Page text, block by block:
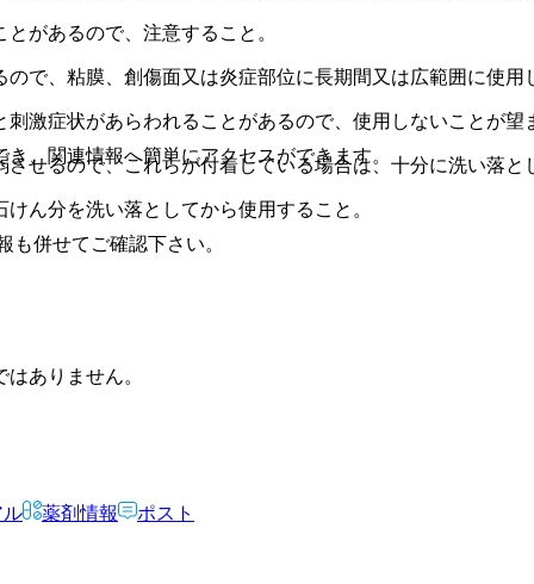
があるので、注意すること。
で、粘膜、創傷面又は炎症部位に長期間又は広範囲に使用
激症状があらわれることがあるので、使用しないことが望
せるので、これらが付着している場合は、十分に洗い落と
ん分を洗い落としてから使用すること。
、関連情報へ簡単にアクセスができます。
併せてご確認下さい。
ありません。
ル 薬剤情報 ポスト